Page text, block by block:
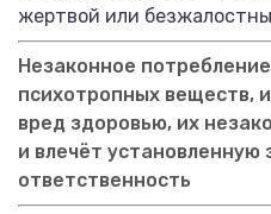
жертвой или
Незаконное
психотропных веществ,
вред здоровью, их
и влечёт установленную
ответственность